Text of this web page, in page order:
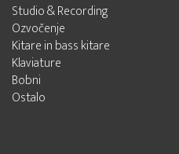
Studio & Recording
Ozvočenje
Kitare in bass kitare
Klaviature
Bobni
Ostalo